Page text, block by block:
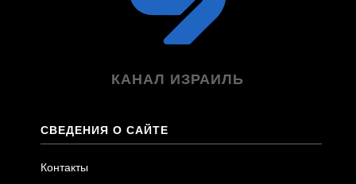
КАНАЛ ИЗРАИЛЬ
СВЕДЕНИЯ О САЙТЕ
Контакты